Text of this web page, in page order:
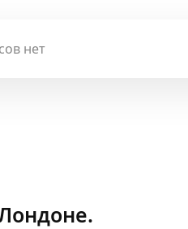
нет